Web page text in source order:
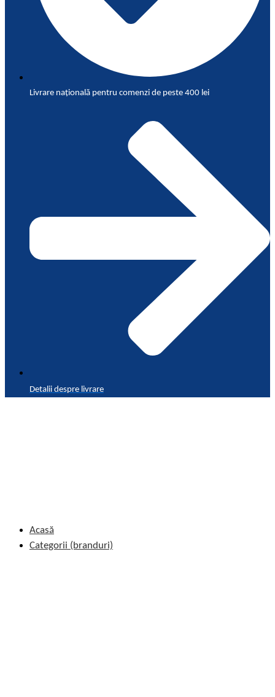
Livrare națională pentru comenzi de peste 400 lei
Detalii despre livrare
Acasă
Categorii (branduri)